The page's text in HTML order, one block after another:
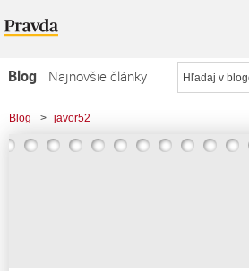
Blog
Najnovšie články
Najčítanejšie články
Najkomentovanejšie články
Blog > javor52